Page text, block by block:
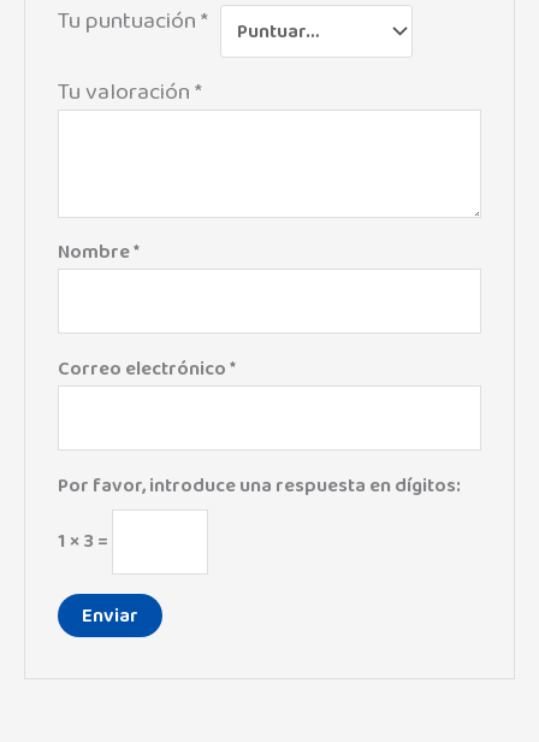
Tu puntuación*
Tu valoración*
Nombre*
Correo electrónico*
Por favor, introduce una respuesta en dígitos:
1 × 3 =